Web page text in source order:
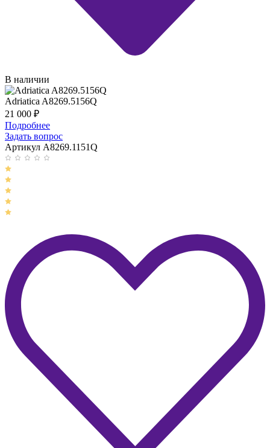
В наличии
Adriatica A8269.5156Q
21 000 ₽
Подробнее
Задать вопрос
Артикул A8269.1151Q